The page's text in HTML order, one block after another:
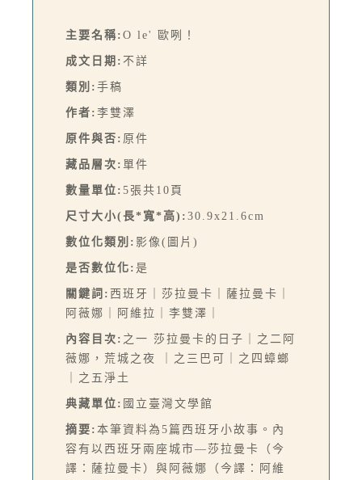
主要名稱: O le' 歐咧！
成文日期: 不詳
類別: 手稿
作者: 李雙澤
原件與否: 原件
藏品層次: 單件
數量單位: 5張共10頁
尺寸大小(長*寬*高): 30.9x21.6cm
數位化類別: 影像(圖片)
是否數位化: 是
關鍵詞: 西班牙｜莎拉曼卡｜薩拉曼卡｜
阿薇娜｜阿維拉｜李雙澤｜
內容目次: 之一 莎拉曼卡的日子｜之二阿
薇娜，荒城之夜 ｜之三巴可｜之四蟑螂
｜之五淨土
典藏單位: 國立臺灣文學館
摘要: 本筆資料為5篇西班牙小故事。內
容有以西班牙兩座城市—莎拉曼卡（今
譯：薩拉曼卡）與阿薇娜（今譯：阿維